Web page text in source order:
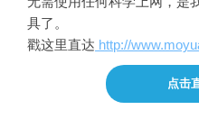
具了。
戳这里直达 http://
点击